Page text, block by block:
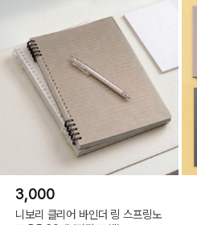
3,000
니보리 클리어 바인더 링 스프링노